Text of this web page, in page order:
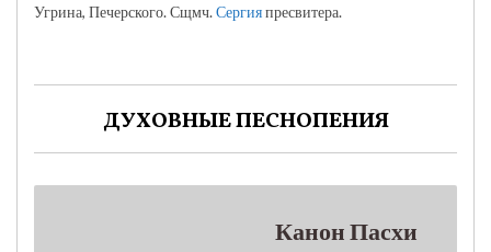
Угрина, Печерского. Сщмч.Сергияпресвитера.
ДУХОВНЫЕ ПЕСНОПЕНИЯ
Канон Пасхи